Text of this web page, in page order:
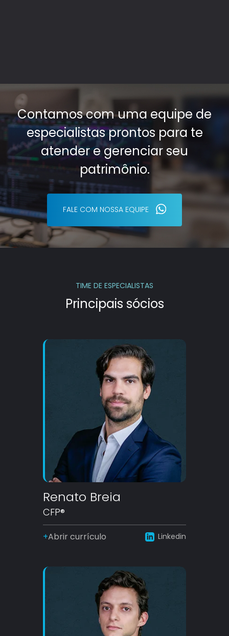
Contamos com uma equipe de
especialistas prontos para te
atender e gerenciar seu
patrimônio.
FALE COM NOSSA EQUIPE
TIME DE ESPECIALISTAS
Principais sócios
Renato Breia
CFP®
Abrir currículo Linkedin